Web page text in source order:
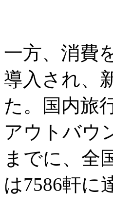
一方、消費
導入され、
た。国内旅
アウトバウ
までに、全
は7586軒に